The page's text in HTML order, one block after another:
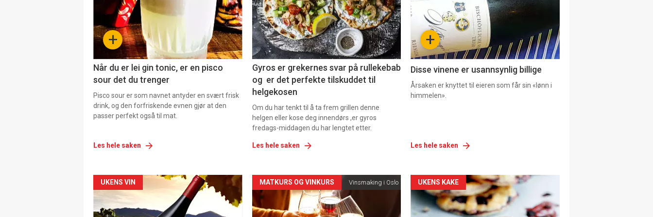
+
Når du er lei gin tonic, er en pisco
sour det du trenger
Pisco sour er som navnet antyder en svært frisk
drink, og den forfriskende evnen gjør at den
passer perfekt også til mat.
Les hele saken
nå
-
2
Gyros er grekernes svar på rullekebab
og er det perfekte tilskuddet til
helgekosen
Om du har tenkt til å ta frem grillen denne
helgen eller kose deg innendørs ,er gyros
fredags-middagen du har lengtet etter.
Les hele saken
nå
3 +
Disse vinene er usannsynlig billige
Årsaken er knyttet til eieren som får sin «lønn i
himmelen».
Les hele saken
Forsiden
akkurat
UKENS VIN
Forsiden
akkurat
MATKURS OG VINKURS Vinsmaking i Oslo
Forsiden
akkurat
UKENS KAKE